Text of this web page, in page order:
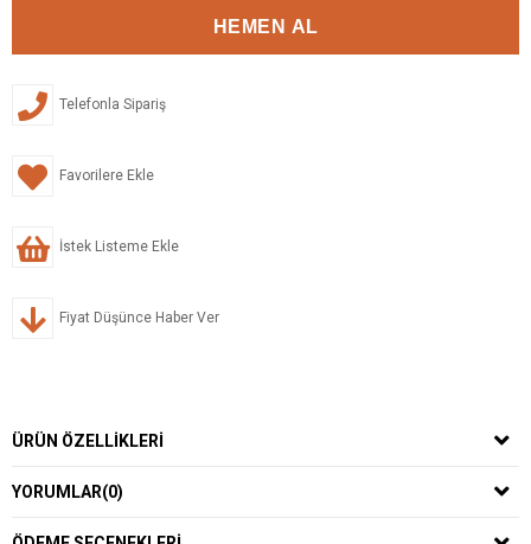
Telefonla Sipariş
Favorilere Ekle
İstek Listeme Ekle
Fiyat Düşünce Haber Ver
ÜRÜN ÖZELLIKLERI
YORUMLAR(0)